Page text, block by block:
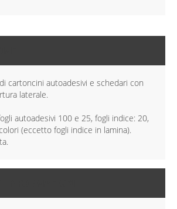
cartoncini autoadesivi e schedari con
laterale.
autoadesivi 100 e 25, fogli indice: 20,
(eccetto fogli indice in lamina).